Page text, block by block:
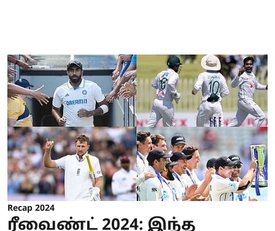
Recap 2024
ரீவைண்ட் 2024: இந்த